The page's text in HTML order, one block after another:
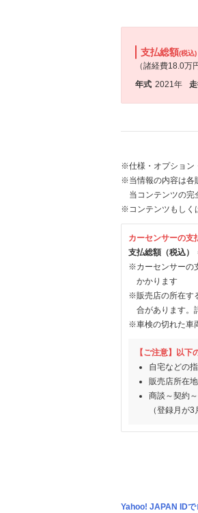
支払総額(税込)
（諸経費18.0万
年式 2021年
※仕様・オプション
※当情報の内容は各
当コンテンツの完
※コンテンツもしく
カーセンサーの支
支払総額（税込）
※カーセンサーの
かかります
※販売店の所在す
合があります。
※車検の切れた車
【ご注意】以
自宅などの
販売店所在
商談～契約
（登録月が
Yahoo! JAPAN IDで